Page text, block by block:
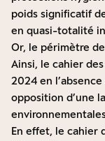
poids significatif
en quasi-totalité
Or, le périmètre
Ainsi, le cahier
2024 en
opposition d’une
En effet, le cahier